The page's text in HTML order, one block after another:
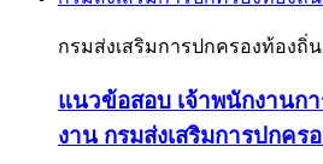
กรมส่งเสริมการปกครองท้องถิ่น
แนวข้อสอบ เจ้าพนักงานก
งาน กรมส่งเสริมการปกคร